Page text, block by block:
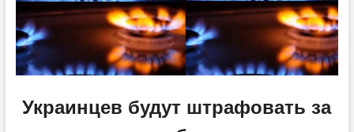
Украинцев будут штрафовать за